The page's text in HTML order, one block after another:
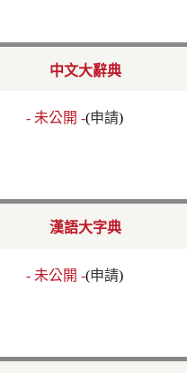
中文大辭典
- 未公開 -(申請)
漢語大字典
- 未公開 -(申請)